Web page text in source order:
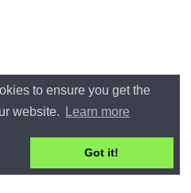
to ensure you get the
website.
Learn more
Got it!